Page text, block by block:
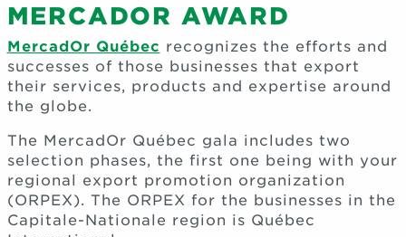
MERCADOR AWARD
MercadOr Québec recognizes the efforts and
successes of those businesses that export
their services, products and expertise around
the globe.
The MercadOr Québec gala includes two
selection phases, the first one being with your
regional export promotion organization
(ORPEX). The ORPEX for the businesses in the
Capitale-Nationale region is Québec